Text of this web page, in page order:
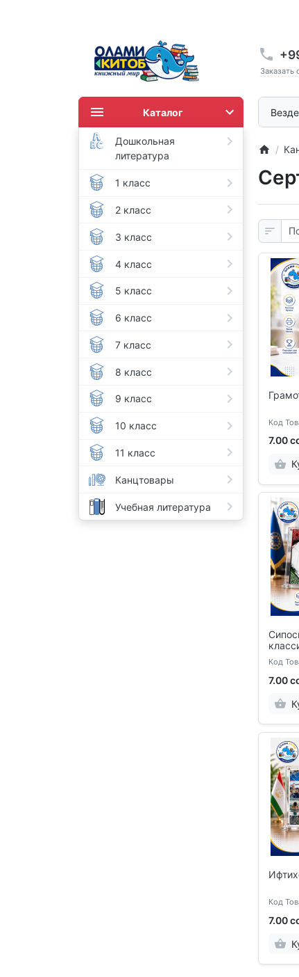
Заказать
Везде
Каталог
Дошкольная
литература
1 класс
2 класс
3 класс
4 класс
5 класс
6 класс
7 класс
8 класс
9 класс
10 класс
11 класс
Канцтовары
Учебная литература
Код
7.00
Код
7.00
Код
7.00